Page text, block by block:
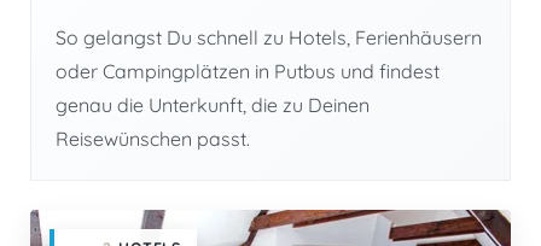
So gelangst Du schnell zu Hotels, Ferienhäusern
oder Campingplätzen in Putbus und findest
genau die Unterkunft, die zu Deinen
Reisewünschen passt.